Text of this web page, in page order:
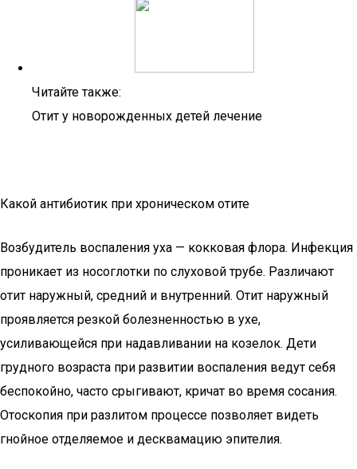
Читайте также:
Отит у новорожденных детей лечение
Какой антибиотик при хроническом отите
Возбудитель воспаления уха — кокковая флора. Инфекция
проникает из носоглотки по слуховой трубе. Различают
отит наружный, средний и внутренний. Отит наружный
проявляется резкой болезненностью в ухе,
усиливающейся при надавливании на козелок. Дети
грудного возраста при развитии воспаления ведут себя
беспокойно, часто срыгивают, кричат во время сосания.
Отоскопия при разлитом процессе позволяет видеть
гнойное отделяемое и десквамацию эпителия.